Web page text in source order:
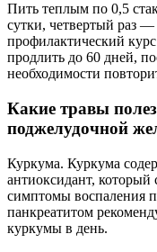
Пить теплым по 0,5
сутки, четвертый раз
профилактический
продлить до 60 дней,
необходимости
Какие травы
поджелудочной
Куркума. Куркума
антиоксидант, который
симптомы воспаления
панкреатитом
куркумы в день.